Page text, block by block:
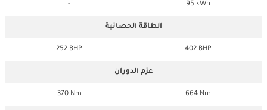
95 kWh
-
الطاقة الحصانية
402 BHP
252 BHP
عزم الدوران
664 Nm
370 Nm